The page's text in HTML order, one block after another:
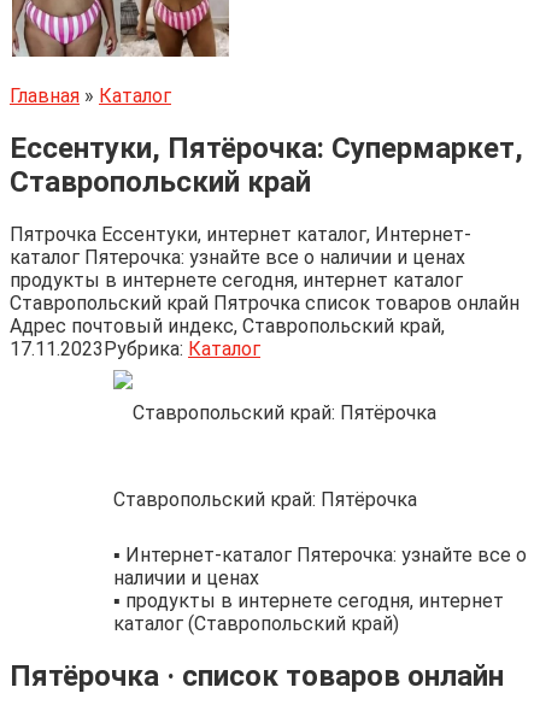
Главная » Каталог
Ессентуки, Пятёрочка: Супермаркет,
Ставропольский край
Пятрочка Ессентуки, интернет каталог, Интернет-
каталог Пятерочка: узнайте все о наличии и ценах
продукты в интернете сегодня, интернет каталог
Ставропольский край Пятрочка список товаров онлайн
Адрес почтовый индекс, Ставропольский край,
17.11.2023Рубрика: Каталог
Ставропольский край: Пятёрочка
▪️ Интернет-каталог Пятерочка: узнайте все о
наличии и ценах
▪️ продукты в интернете сегодня, интернет
каталог (Ставропольский край)
Пятёрочка · список товаров онлайн